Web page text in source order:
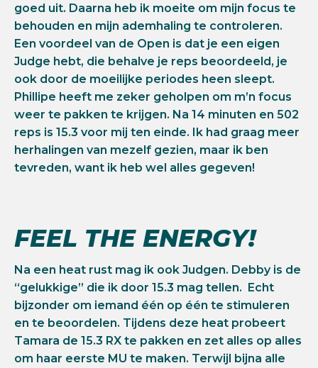
goed uit. Daarna heb ik moeite om mijn focus te
behouden en mijn ademhaling te controleren.
Een voordeel van de Open is dat je een eigen
Judge hebt, die behalve je reps beoordeeld, je
ook door de moeilijke periodes heen sleept.
Phillipe heeft me zeker geholpen om m’n focus
weer te pakken te krijgen. Na 14 minuten en 502
reps is 15.3 voor mij ten einde. Ik had graag meer
herhalingen van mezelf gezien, maar ik ben
tevreden, want ik heb wel alles gegeven!
FEEL THE ENERGY!
Na een heat rust mag ik ook Judgen. Debby is de
“gelukkige” die ik door 15.3 mag tellen. Echt
bijzonder om iemand één op één te stimuleren
en te beoordelen. Tijdens deze heat probeert
Tamara de 15.3 RX te pakken en zet alles op alles
om haar eerste MU te maken. Terwijl bijna alle